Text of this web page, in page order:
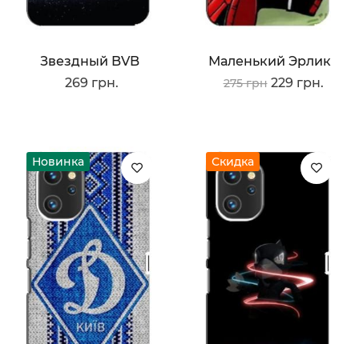
Звездный BVB
269 грн.
Маленький Эрлик
275 грн 229 грн.
Новинка Скидка